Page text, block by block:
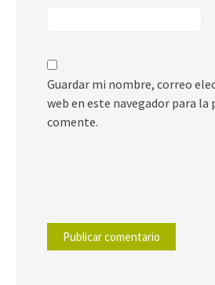
Guardar mi nombre, correo
web en este navegador para la
comente.